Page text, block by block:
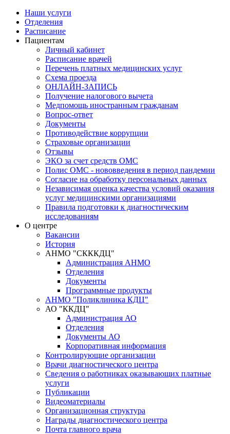
Наши услуги
Отделения
Расписание
Пациентам
Личный кабинет
Расписание врачей
Перечень платных медицинских услуг
Схема проезда
ОНЛАЙН-ЗАПИСЬ
Получение налогового вычета
Медпомощь иностранным гражданам
Вопрос-ответ
Документы
Противодействие коррупции
Страховые организации
Отзывы
ЭКО за счет средств ОМС
Полис ОМС - нововведения в период пандемии
Согласие на обработку персональных данных
Независимая оценка качества условий оказания
услуг медицинскими организациями
Правила подготовки к диагностическим
исследованиям
О центре
Вакансии
История
АНМО "СКККДЦ"
Администрация АНМО
Отделения
Документы
Программные продукты
АНМО "Поликлиника КДЦ"
АО "ККДЦ"
Администрация АО
Отделения
Документы АО
Корпоративная информация
Контролирующие организации
Врачи диагностического центра
Сведения о работниках оказывающих платные
услуги
Публикации
Видеоматериалы
Организационная структура
Награды диагностического центра
Почта главного врача